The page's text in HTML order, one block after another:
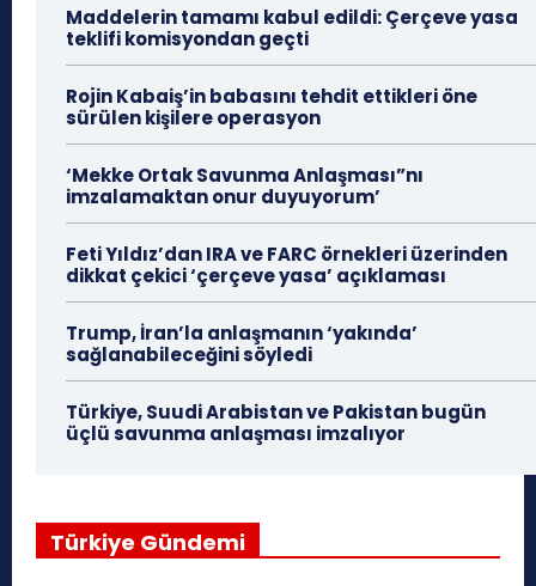
Maddelerin tamamı kabul edildi: Çerçeve yasa
teklifi komisyondan geçti
Rojin Kabaiş’in babasını tehdit ettikleri öne
sürülen kişilere operasyon
‘Mekke Ortak Savunma Anlaşması”nı
imzalamaktan onur duyuyorum’
Feti Yıldız’dan IRA ve FARC örnekleri üzerinden
dikkat çekici ‘çerçeve yasa’ açıklaması
Trump, İran’la anlaşmanın ‘yakında’
sağlanabileceğini söyledi
Türkiye, Suudi Arabistan ve Pakistan bugün
üçlü savunma anlaşması imzalıyor
Türkiye Gündemi